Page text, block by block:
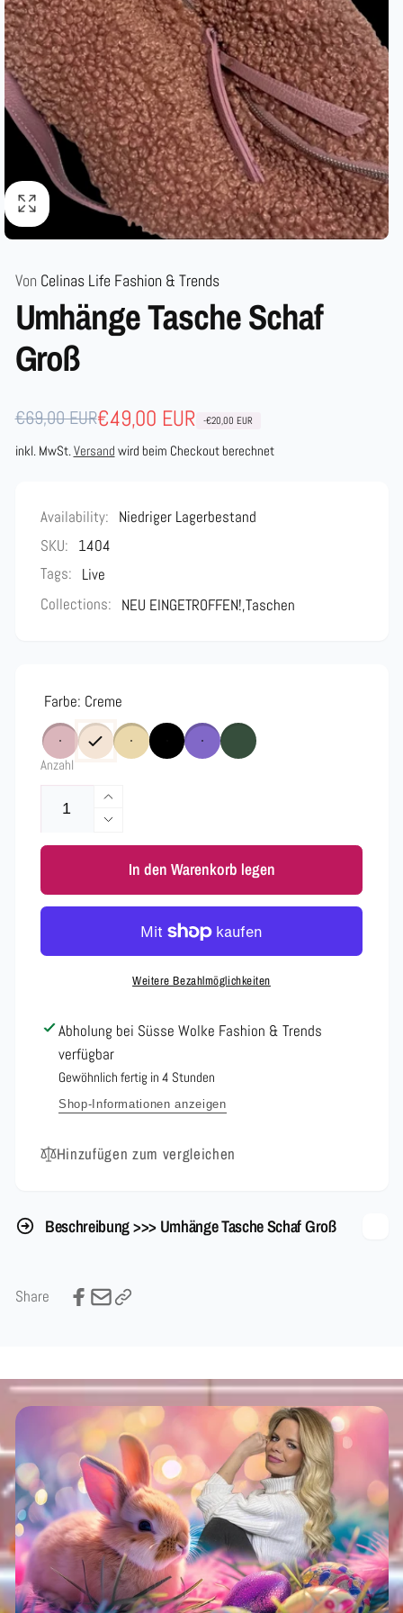
Von Celinas Life Fashion & Trends
Umhänge Tasche Schaf
Groß
Normaler
Preis
€69,00 EUR
Verkaufspreis€49,00 EUR -€20,00 EUR
inkl. MwSt.Versand wird beim Checkout berechnet
Availability: Niedriger Lagerbestand
SKU: 1404
Tags: Live
Collections: NEU EINGETROFFEN!,Taschen
Farbe: Creme
Anzahl
Erhöhe
die
Menge
Tasche
Schaf
Verringere
die
Menge
für
Umhänge
Tasche
Schaf
Groß
In den Warenkorb legen
Weitere Bezahlmöglichkeiten
Abholung bei Süsse Wolke Fashion & Trends
verfügbar
Gewöhnlich fertig in 4 Stunden
Shop-Informationen anzeigen
Hinzufügen zum vergleichen
Beschreibung >>> Umhänge Tasche Schaf Groß
Share